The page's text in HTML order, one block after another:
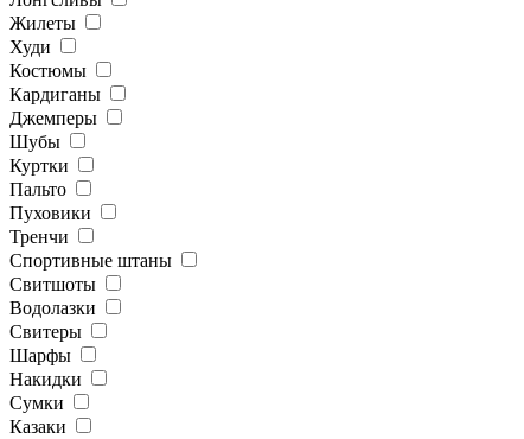
Жилеты
Худи
Костюмы
Кардиганы
Джемперы
Шубы
Куртки
Пальто
Пуховики
Тренчи
Спортивные штаны
Свитшоты
Водолазки
Свитеры
Шарфы
Накидки
Сумки
Казаки